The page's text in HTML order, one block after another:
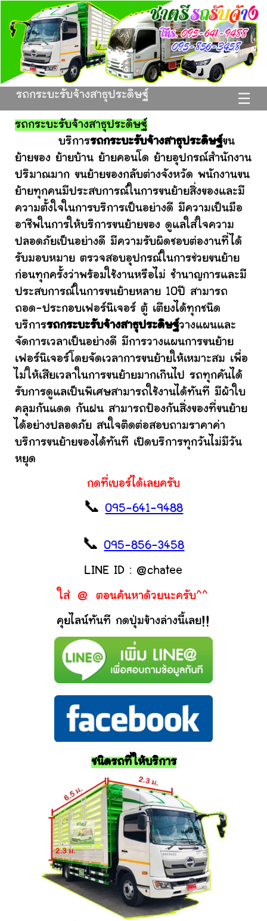
☰
รถกระบะรับจ้างสาธุประดิษฐ์
รถกระบะรับจ้างสาธุประดิษฐ์
บริการรถกระบะรับจ้างสาธุประดิษฐ์ขน
ย้ายของ ย้ายบ้าน ย้ายคอนโด ย้ายอุปกรณ์สำนักงาน
ปริมาณมาก ขนย้ายของกลับต่างจังหวัด พนักงานขน
ย้ายทุกคนมีประสบการณ์ในการขนย้ายสิ่งของและมี
ความตั้งใจในการบริการเป็นอย่างดี มีความเป็นมือ
อาชีพในการให้บริการขนย้ายของ ดูแลใส่ใจความ
ปลอดภัยเป็นอย่างดี มีความรับผิดชอบต่องานที่ได้
รับมอบหมาย ตรวจสอบอุปกรณ์ในการช่วยขนย้าย
ก่อนทุกครั้งว่าพร้อมใช้งานหรือไม่ ชำนาญการและมี
ประสบการณ์ในการขนย้ายหลาย 10ปี สามารถ
ถอด-ประกอบเฟอร์นิเจอร์ ตู้ เตียงได้ทุกชนิด
บริการรถกระบะรับจ้างสาธุประดิษฐ์วางแผนและ
จัดการเวลาเป็นอย่างดี มีการวางแผนการขนย้าย
เฟอร์นิเจอร์โดยจัดเวลาการขนย้ายให้เหมาะสม เพื่อ
ไม่ให้เสียเวลาในการขนย้ายมากเกินไป รถทุกคันได้
รับการดูแลเป็นพิเศษสามารถใช้งานได้ทันที มีผ้าใบ
คลุมกันแดด กันฝน สามารถป้องกันสิ่งของที่ขนย้าย
ได้อย่างปลอดภัย สนใจติดต่อสอบถามราคาค่า
บริการขนย้ายของได้ทันที เปิดบริการทุกวันไม่มีวัน
หยุด
กดที่เบอร์ได้เลยครับ
📞095-641-9488
📞095-856-3458
LINE ID : @chatee
ใส่ @ ตอนค้นหาด้วยนะครับ^^
คุยไลน์ทันที กดปุ่มข้างล่างนี้เลย!!
ชนิดรถที่ให้บริการ